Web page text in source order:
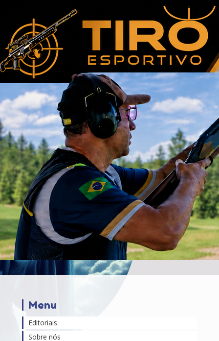
Menu
Editoriais
Sobre nós